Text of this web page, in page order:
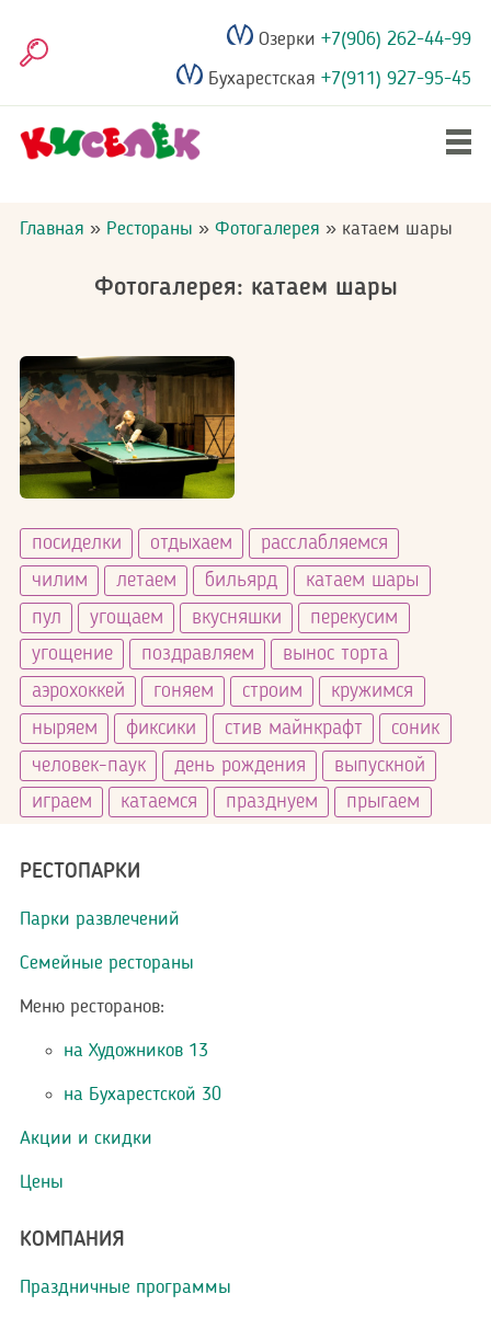
к
содержанию
Озерки +7(906) 262-44-99
Бухарестская +7(911) 927-95-45
Акции
Фотогалерея
Строка
Главная Рестораны Фотогалерея катаем шары
Фотогалерея: катаем шары
посиделки отдыхаем
расслабляемся
чилим
летаем бильярд
катаем шары
пул
угощаем вкусняшки
перекусим
угощение
поздравляем
вынос торта
аэрохоккей
гоняем строим
кружимся
ныряем
фиксики стив майнкрафт
соник
человек-паук
день рождения
выпускной
играем
катаемся празднуем прыгаем
РЕСТОПАРКИ
Парки развлечений
Семейные рестораны
Меню ресторанов:
на Художников 13
на Бухарестской 30
Акции и скидки
Цены
КОМПАНИЯ
Праздничные программы